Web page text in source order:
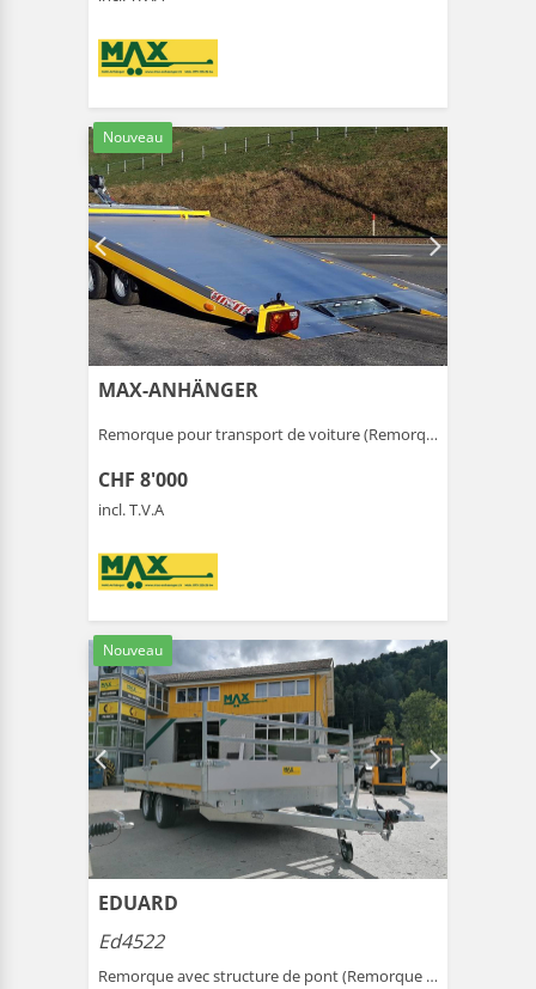
Nouveau
MAX-ANHÄNGER
Remorque pour transport de voiture (Remorque ) |
CHF 8'000
incl. T.V.A
Nouveau
EDUARD
Ed4522
Remorque avec structure de pont (Remorque ) |